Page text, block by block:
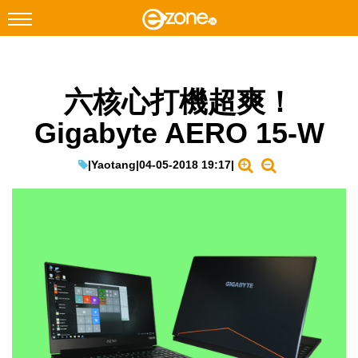
Facebook Instagram
科技焦點
遊戲動漫
IT Times
生成式AI與雲端應用
Enterprise Digital Transformation
六核心打機超爽！
Gigabyte AERO 15-W
|Yaotang|04-05-2018 19:17|